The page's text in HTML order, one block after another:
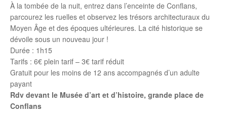
À la tombée de la nuit, entrez dans l’enceinte de Conflans,
parcourez les ruelles et observez les trésors architecturaux du
Moyen Âge et des époques ultérieures. La cité historique se
dévoile sous un nouveau jour !
Durée : 1h15
Tarifs : 6€ plein tarif – 3€ tarif réduit
Gratuit pour les moins de 12 ans accompagnés d’un adulte
payant
Rdv devant le Musée d’art et d’histoire, grande place de
Conflans